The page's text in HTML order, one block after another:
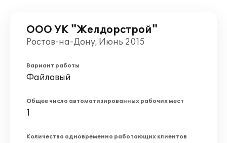
ООО УК "Желдорстрой"
Ростов-на-Дону, Июнь 2015
Вариант работы
Файловый
Общее число автоматизированных рабочих мест
1
Количество одновременно работающих клиентов